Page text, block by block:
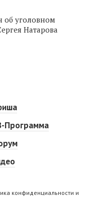
об уголовном
Натарова
Программа
конфиденциальности и